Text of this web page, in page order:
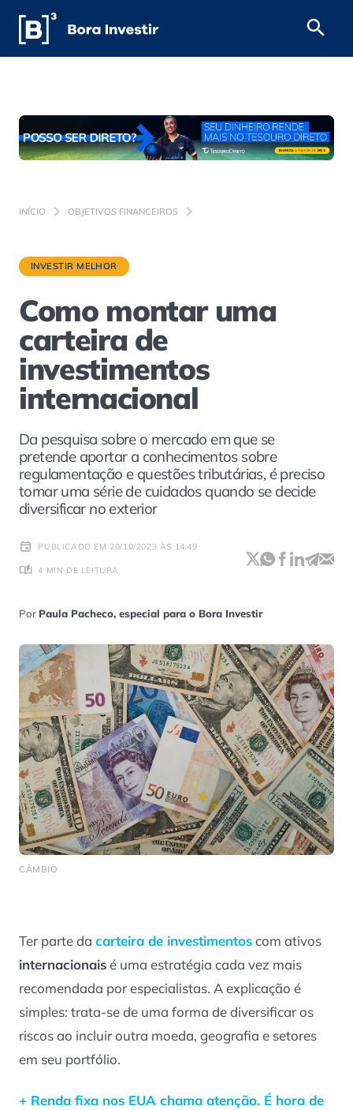
INÍCIO OBJETIVOS FINANCEIROS
INVESTIR MELHOR
Como montar uma
carteira de
investimentos
internacional
Da pesquisa sobre o mercado em que se
pretende aportar a conhecimentos sobre
regulamentação e questões tributárias, é preciso
tomar uma série de cuidados quando se decide
diversificar no exterior
PUBLICADO EM 20/10/2023 ÀS 14:49
4 MIN DE LEITURA
Por Paula Pacheco, especial para o Bora Investir
CÂMBIO
Ter parte da carteira de investimentoscom ativos
internacionaisé uma estratégia cada vez mais
recomendada por especialistas. A explicação é
simples: trata-se de uma forma de diversificar os
riscos ao incluir outra moeda, geografia e setores
em seu portfólio.
+ Renda fixa nos EUA chama atenção. É hora de